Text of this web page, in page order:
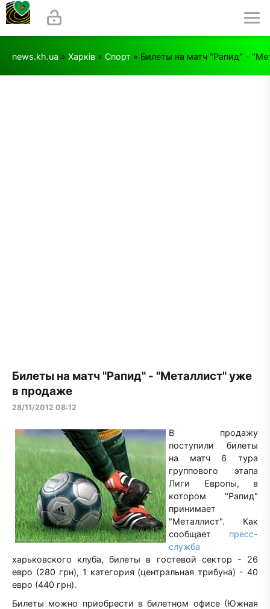
news.kh.ua » Харків » Спорт » Билеты на матч "Рапид" -
Билеты на матч "Рапид" - "Металлист" уже
в продаже
28/11/2012 08:12
В продажу
поступили билеты
на матч 6 тура
группового этапа
Лиги Европы, в
котором "Рапид"
принимает
"Металлист". Как
сообщает пресс-
служба
харьковского клуба, билеты в гостевой сектор - 26
евро (280 грн), 1 категория (центральная трибуна) - 40
евро (440 грн).
Билеты можно приобрести в билетном офисе (Южная